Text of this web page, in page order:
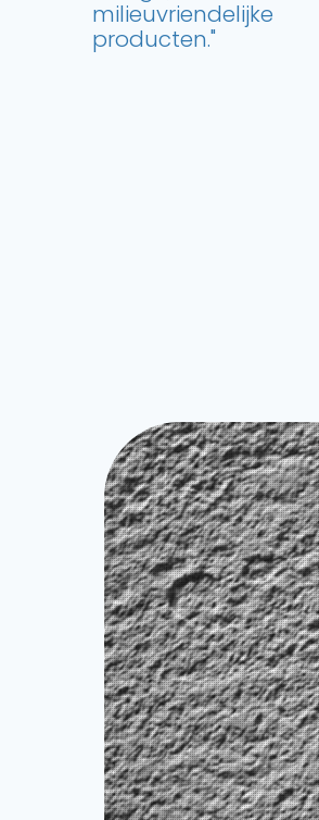
milieuvriendelijke
producten."